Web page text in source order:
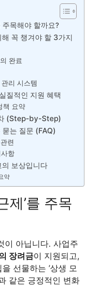
주목해야 할까요?
꼭 챙겨야 할 3가지
완료
리 시스템
질적인 지원 혜택
책 요약
(Step-by-Step)
는 질문 (FAQ)
련
항
보상입니다
약
제’를 주목
이 아닙니다. 사업주
장려금이 지원되고,
선물하는 ‘상생 모
같은 긍정적인 변화